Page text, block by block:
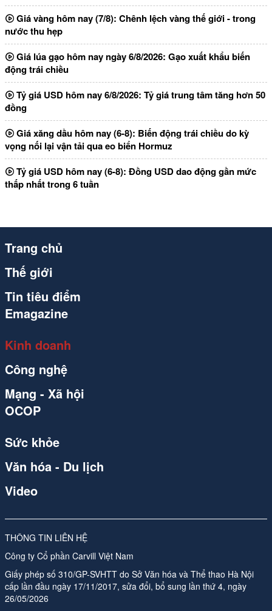
Giá vàng hôm nay (7/8): Chênh lệch vàng thế giới - trong
nước thu hẹp
Giá lúa gạo hôm nay ngày 6/8/2026: Gạo xuất khẩu biến
động trái chiều
Tỷ giá USD hôm nay 6/8/2026: Tỷ giá trung tâm tăng hơn 50
đồng
Giá xăng dầu hôm nay (6-8): Biến động trái chiều do kỳ
vọng nối lại vận tải qua eo biển Hormuz
Tỷ giá USD hôm nay (6-8): Đồng USD dao động gần mức
thấp nhất trong 6 tuần
THÔNG TIN LIÊN HỆ
Công ty Cổ phần Carvill Việt Nam
Giấy phép số 310/GP-SVHTT do Sở Văn hóa và Thể thao Hà Nội
cấp lần đầu ngày 17/11/2017, sửa đổi, bổ sung lần thứ 4, ngày
26/05/2026
Trang chủ
Thế giới
Tin tiêu điểm
Emagazine
Kinh doanh
Công nghệ
Mạng - Xã hội
OCOP
Sức khỏe
Văn hóa - Du lịch
Video